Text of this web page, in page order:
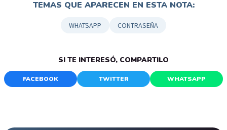
TEMAS QUE APARECEN EN ESTA NOTA:
WHATSAPP CONTRASEÑA
SI TE INTERESÓ, COMPARTILO
FACEBOOK TWITTER WHATSAPP